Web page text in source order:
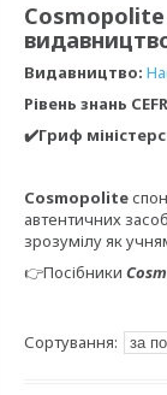
Cosmopolite
Видавництво:
Рівень знань
✔️Гриф
Cosmopolite
автентичних
зрозумілу як
👉Посібники